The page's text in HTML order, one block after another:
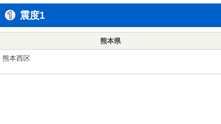
震度1
熊本県
熊本西区